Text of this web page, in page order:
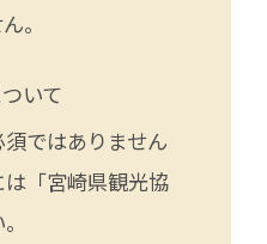
。
いて
ではありません
「宮崎県観光協